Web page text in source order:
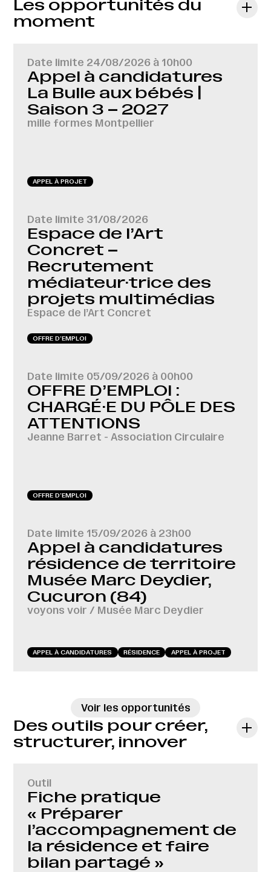
Les opportunités du
moment
Date limite 24/08/2026 à 10h00
Appel à candidatures
La Bulle aux bébés |
Saison 3 – 2027
mille formes Montpellier
APPEL À PROJET
Date limite 31/08/2026
Espace de l’Art
Concret –
Recrutement
médiateur·trice des
projets multimédias
Espace de l’Art Concret
OFFRE D‘EMPLOI
Date limite 05/09/2026 à 00h00
OFFRE D’EMPLOI :
CHARGÉ·E DU PÔLE DES
ATTENTIONS
Jeanne Barret - Association Circulaire
OFFRE D‘EMPLOI
Date limite 15/09/2026 à 23h00
Appel à candidatures
résidence de territoire
Musée Marc Deydier,
Cucuron (84)
voyons voir / Musée Marc Deydier
APPEL À CANDIDATURES RÉSIDENCE APPEL À PROJET
Voir les opportunités
Des outils pour créer,
structurer, innover
Outil
Fiche pratique
« Préparer
l’accompagnement de
la résidence et faire
bilan partagé »